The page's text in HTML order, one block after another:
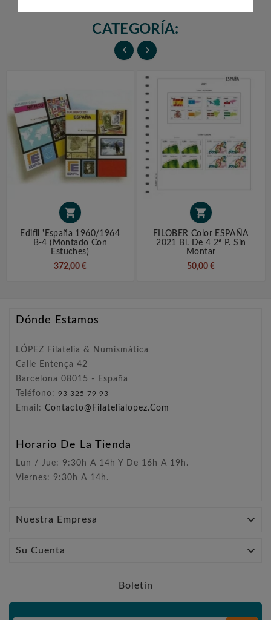
16 PRODUCTOS EN LA MISMA
CATEGORÍA:
 

Edifil 'España 1960/1964
B-4 (montado Con
Estuches)
372,00 €

FILOBER Color ESPAÑA
2021 Bl. De 4 2ª P. Sin
Montar
50,00 €
Dónde Estamos
LÓPEZ Filatelia & Numismática
Calle Entença 42
Barcelona 08015 - España
Teléfono: 93 325 79 93
Email: Contacto@filatelialopez.com
Horario De La Tienda
Lun / Jue: 9:30h A 14h Y De 16h A 19h.
Viernes: 9:30h A 14h.
Nuestra Empresa 
Su Cuenta 
Boletín